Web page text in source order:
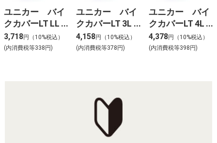
ユニカー バイ
クカバーLT LL
BB9004
3,718円（10%税込）
(内消費税等338円)
ユニカー バイ
クカバーLT 3L
BB9005
4,158円（10%税込）
(内消費税等378円)
ユニカー バイ
クカバーLT 4L
BB9006
4,378円（10%税込）
(内消費税等398円)